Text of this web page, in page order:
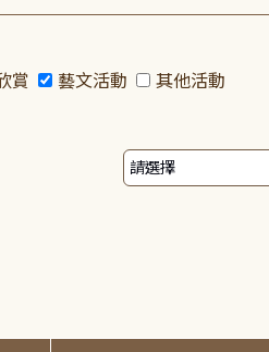
賞 藝文活動 其他活動